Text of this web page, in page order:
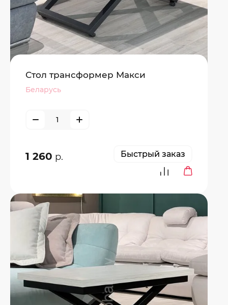
Стол трансформер Макси
Беларусь
1 260 р. Быстрый заказ